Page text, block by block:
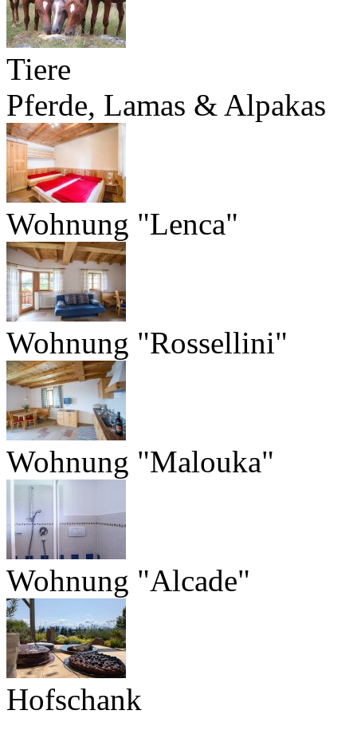
Tiere
Pferde, Lamas & Alpakas
Wohnung "Lenca"
Wohnung "Rossellini"
Wohnung "Malouka"
Wohnung "Alcade"
Hofschank